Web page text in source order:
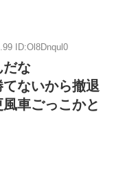
ID:Ol8Dnqul0
だな
ないから撤退
車ごっこかと